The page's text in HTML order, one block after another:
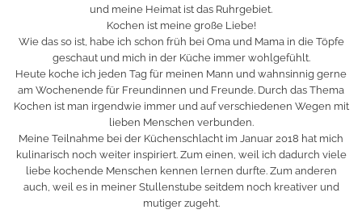
und meine Heimat ist das Ruhrgebiet.
Kochen ist meine große Liebe!
Wie das so ist, habe ich schon früh bei Oma und Mama in die Töpfe
geschaut und mich in der Küche immer wohlgefühlt.
Heute koche ich jeden Tag für meinen Mann und wahnsinnig gerne
am Wochenende für Freundinnen und Freunde. Durch das Thema
Kochen ist man irgendwie immer und auf verschiedenen Wegen mit
lieben Menschen verbunden.
Meine Teilnahme bei der Küchenschlacht im Januar 2018 hat mich
kulinarisch noch weiter inspiriert. Zum einen, weil ich dadurch viele
liebe kochende Menschen kennen lernen durfte. Zum anderen
auch, weil es in meiner Stullenstube seitdem noch kreativer und
mutiger zugeht.